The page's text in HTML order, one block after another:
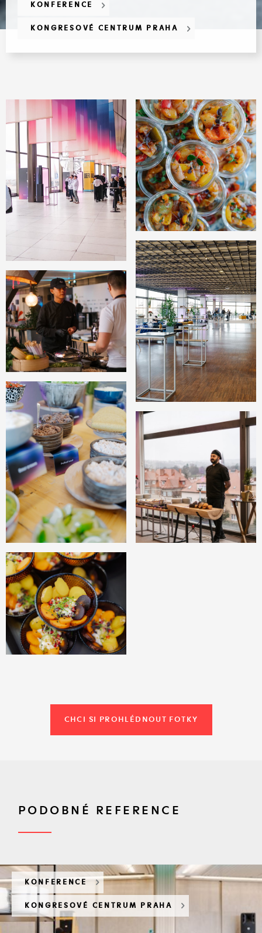
KONFERENCE
KONGRESOVÉ CENTRUM PRAHA
CHCI SI PROHLÉDNOUT FOTKY
PODOBNÉ REFERENCE
KONFERENCE
KONGRESOVÉ CENTRUM PRAHA